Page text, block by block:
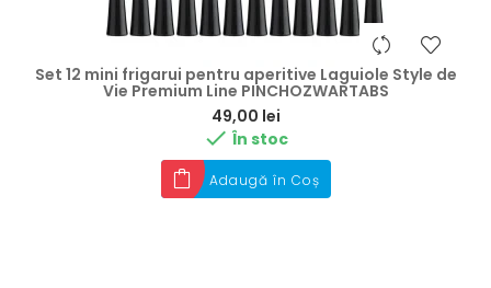
Set 12 mini frigarui pentru aperitive Laguiole Style de
Vie Premium Line PINCHOZWARTABS
49,00 lei
 În stoc
Adaugă în Coș